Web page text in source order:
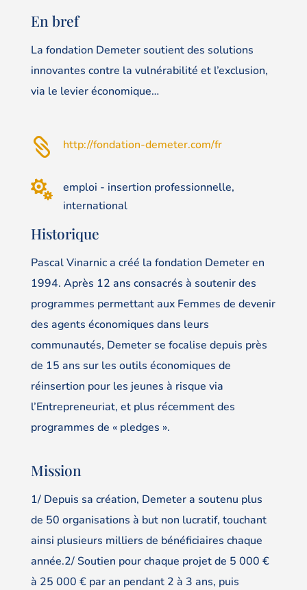
En bref
La fondation Demeter soutient des solutions
innovantes contre la vulnérabilité et l’exclusion,
via le levier économique…
 http://fondation-demeter.com/fr

emploi - insertion professionnelle,
international
Historique
Pascal Vinarnic a créé la fondation Demeter en
1994. Après 12 ans consacrés à soutenir des
programmes permettant aux Femmes de devenir
des agents économiques dans leurs
communautés, Demeter se focalise depuis près
de 15 ans sur les outils économiques de
réinsertion pour les jeunes à risque via
l’Entrepreneuriat, et plus récemment des
programmes de « pledges ».
Mission
1/ Depuis sa création, Demeter a soutenu plus
de 50 organisations à but non lucratif, touchant
ainsi plusieurs milliers de bénéficiaires chaque
année.2/ Soutien pour chaque projet de 5 000 €
à 25 000 € par an pendant 2 à 3 ans, puis